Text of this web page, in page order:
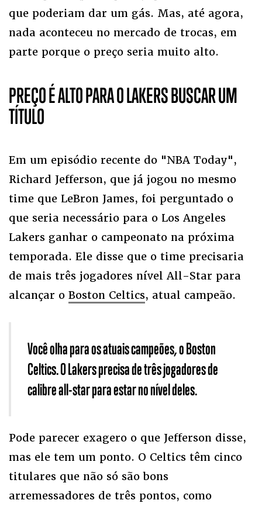
que poderiam dar um gás. Mas, até agora,
nada aconteceu no mercado de trocas, em
parte porque o preço seria muito alto.
PREÇO É ALTO PARA O LAKERS BUSCAR UM
TÍTULO
Em um episódio recente do "NBA Today",
Richard Jefferson, que já jogou no mesmo
time que LeBron James, foi perguntado o
que seria necessário para o Los Angeles
Lakers ganhar o campeonato na próxima
temporada. Ele disse que o time precisaria
de mais três jogadores nível All-Star para
alcançar o Boston Celtics, atual campeão.
Você olha para os atuais campeões, o Boston
Celtics. O Lakers precisa de três jogadores de
calibre all-star para estar no nível deles.
Pode parecer exagero o que Jefferson disse,
mas ele tem um ponto. O Celtics têm cinco
titulares que não só são bons
arremessadores de três pontos, como